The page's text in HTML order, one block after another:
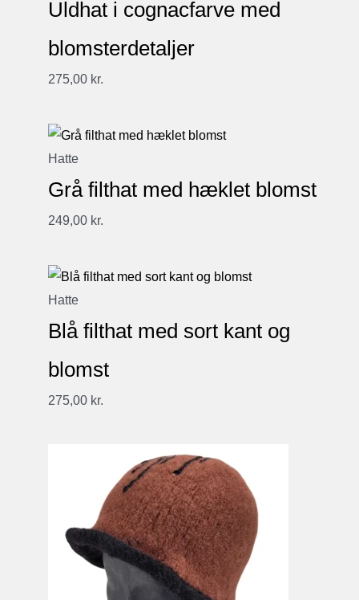
Uldhat i cognacfarve med
blomsterdetaljer
275,00 kr.
Hatte
Grå filthat med hæklet blomst
249,00 kr.
Hatte
Blå filthat med sort kant og
blomst
275,00 kr.